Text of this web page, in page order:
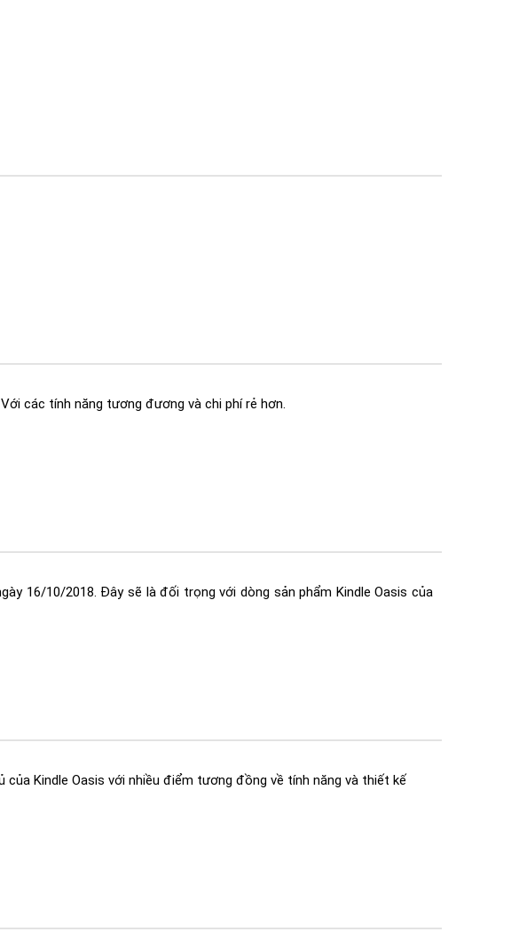
các tính năng tương đương và chi phí rẻ hơn.
16/10/2018. Đây sẽ là đối trọng với dòng sản phẩm Kindle Oasis của
Kindle Oasis với nhiều điểm tương đồng về tính năng và thiết kế